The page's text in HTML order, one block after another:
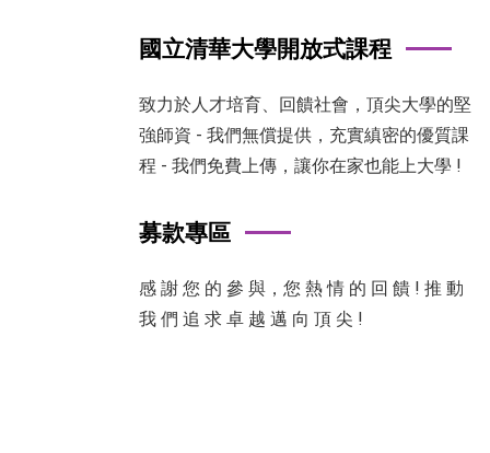
國立清華大學開放式課程
致力於人才培育、回饋社會，頂尖大學的堅
強師資 - 我們無償提供，充實縝密的優質課
程 - 我們免費上傳，讓你在家也能上大學 !
募款專區
感 謝 您 的 參 與，您 熱 情 的 回 饋 ! 推 動
我 們 追 求 卓 越 邁 向 頂 尖 !